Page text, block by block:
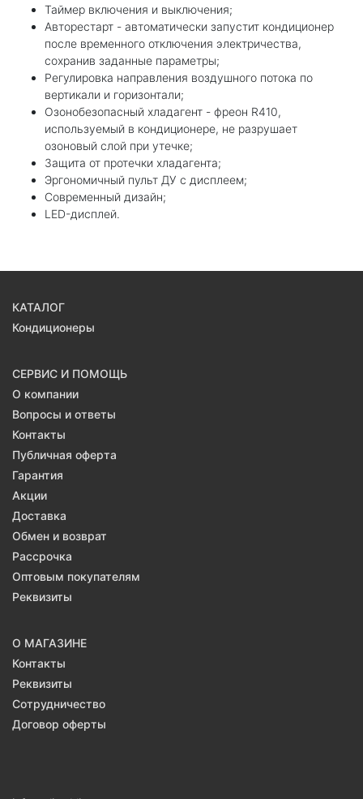
Таймер включения и выключения;
Авторестарт - автоматически запустит кондиционер
после временного отключения электричества,
сохранив заданные параметры;
Регулировка направления воздушного потока по
вертикали и горизонтали;
Озонобезопасный хладагент - фреон R410,
используемый в кондиционере, не разрушает
озоновый слой при утечке;
Защита от протечки хладагента;
Эргономичный пульт ДУ с дисплеем;
Современный дизайн;
LED-дисплей.
КАТАЛОГ
Кондиционеры
СЕРВИС И ПОМОЩЬ
О компании
Вопросы и ответы
Контакты
Публичная оферта
Гарантия
Акции
Доставка
Обмен и возврат
Рассрочка
Оптовым покупателям
Реквизиты
О МАГАЗИНЕ
Контакты
Реквизиты
Сотрудничество
Договор оферты